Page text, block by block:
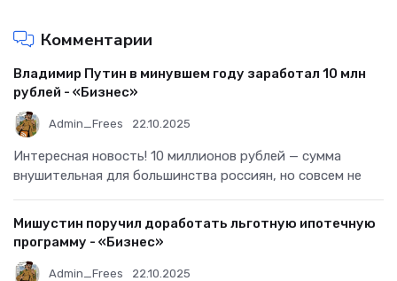
Комментарии
Владимир Путин в минувшем году заработал 10 млн
рублей - «Бизнес»
Admin_Frees 22.10.2025
Интересная новость! 10 миллионов рублей — сумма
внушительная для большинства россиян, но совсем не
Мишустин поручил доработать льготную ипотечную
программу - «Бизнес»
Admin_Frees 22.10.2025